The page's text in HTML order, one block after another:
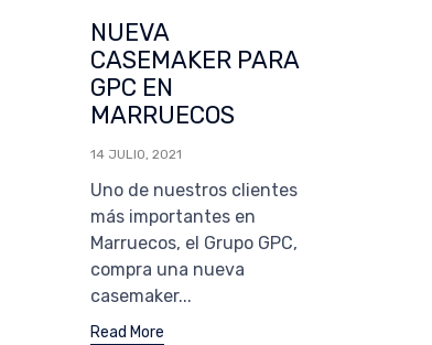
NUEVA
CASEMAKER PARA
GPC EN
MARRUECOS
14 JULIO, 2021
Uno de nuestros clientes
más importantes en
Marruecos, el Grupo GPC,
compra una nueva
casemaker...
Read More